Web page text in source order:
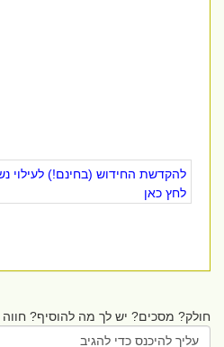
להקדשת החידוש (בחינם!) לעילוי
לחץ כאן
חולק? מסכים? יש לך מה להוסיף? חווה